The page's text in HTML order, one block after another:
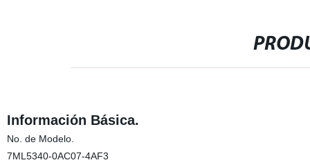
Información Básica.
No. de Modelo.
7ML5340-0AC07-4AF3